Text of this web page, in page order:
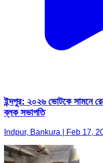
ইন্দপুর: ২০২৬ ভোটকে সামনে
ব্লক সভাপতি
Indpur, Bankura | Feb 17,